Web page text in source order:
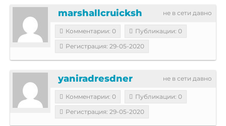
не в сети давно
marshallcruicksh
Комментарии: 0
Публикации: 0
Регистрация: 29-05-2020
не в сети давно
yaniradresdner
Комментарии: 0
Публикации: 0
Регистрация: 29-05-2020